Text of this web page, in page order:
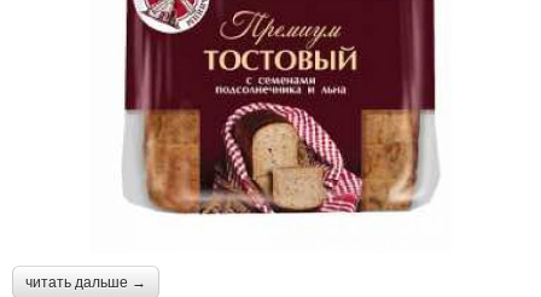
читать дальше →